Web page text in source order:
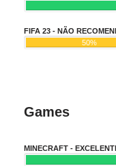
FIFA 23 - NÃO
50%
Games
MINECRAFT -